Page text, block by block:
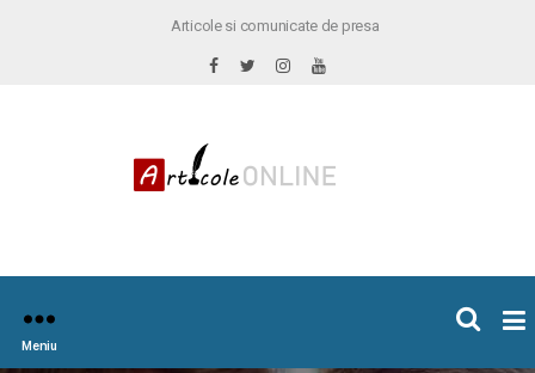
Articole si comunicate de presa
Meniu